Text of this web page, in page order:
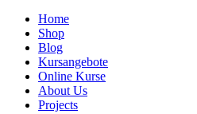
Home
Shop
Blog
Kursangebote
Online Kurse
About Us
Projects